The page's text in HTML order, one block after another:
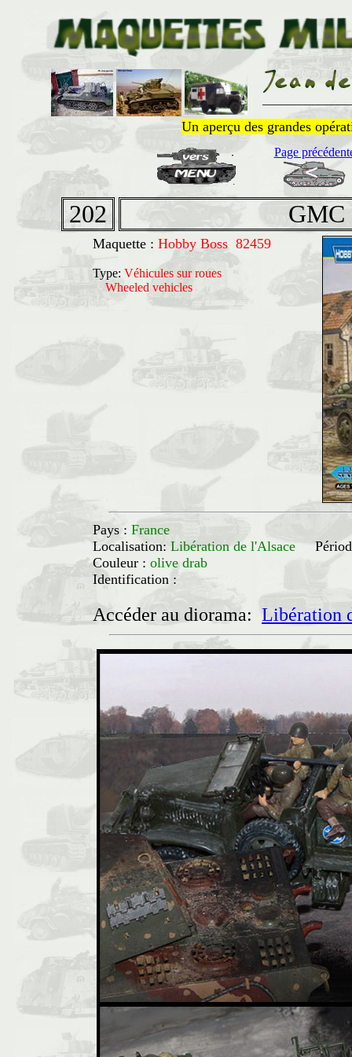
Un aperçu des grandes
Page
202 GMC
Maquette : Hobby Boss 82459
Type: Véhicules sur roues
Wheeled vehicles
Pays : France
Localisation: Libération de l'Alsace
Couleur : olive drab
Identification :
Accéder au diorama: Libération